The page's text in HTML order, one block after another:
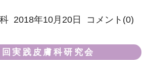
2018年10月20日 コメント(0)
実践皮膚科研究会